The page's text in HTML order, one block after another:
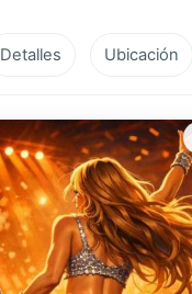
Detalles Ubicación